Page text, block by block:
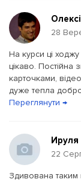
28
На курси ці
цікаво. Постійна
карточками,
дуже тепла
Переглянути →
Ируля
22
Здивована таким